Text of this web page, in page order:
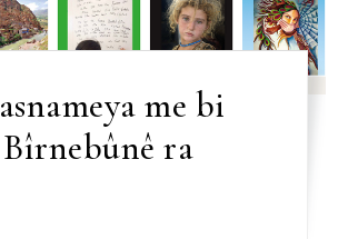
me bi
Bîrnebûnê ra